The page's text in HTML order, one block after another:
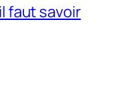
faut savoir